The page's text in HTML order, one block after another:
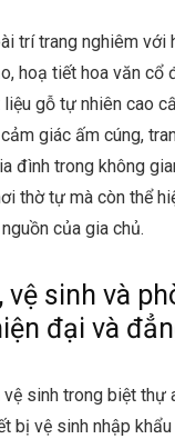
trí trang nghiêm với
hoạ tiết hoa văn cổ
gỗ tự nhiên cao
giác ấm cúng,
đình trong không
thờ tự mà còn thể
của gia chủ.
vệ sinh và
đại và
vệ sinh trong biệt
bị vệ sinh nhập